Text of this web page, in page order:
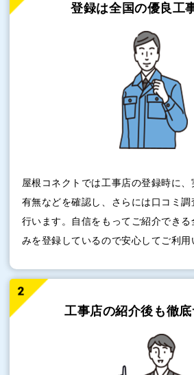
登録は全国の優良工
屋根コネクトでは工事店の登録時に
有無などを確認し、さらには口コミ
行います。自信をもってご紹介でき
みを登録しているので安心してご利用
工事店の紹介後も徹底